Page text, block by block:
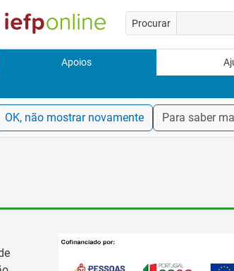
Procurar
Apoios
OK, não mostrar novamente Para saber